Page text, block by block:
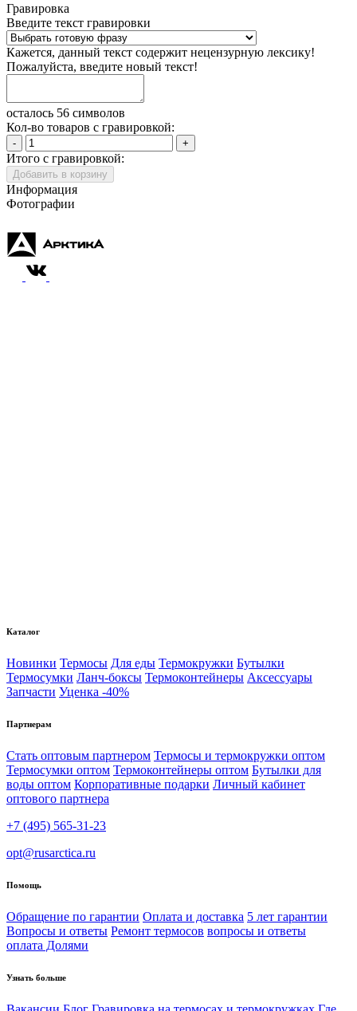
Гравировка
Введите текст гравировки
Кажется, данный текст содержит нецензурную лексику!
Пожалуйста, введите новый текст!
осталось 56 символов
Кол-во товаров с гравировкой:
- +
Итого с гравировкой:
Добавить в корзину
Информация
Фотографии
Каталог
Новинки Термосы Для еды Термокружки Бутылки
Термосумки Ланч-боксы Термоконтейнеры Аксессуары
Запчасти Уценка -40%
Партнерам
Стать оптовым партнером Термосы и термокружки оптом
Термосумки оптом Термоконтейнеры оптом Бутылки для
воды оптом Корпоративные подарки Личный кабинет
оптового партнера
+7 (495) 565-31-23
opt@rusarctica.ru
Помощь
Обращение по гарантии Оплата и доставка 5 лет гарантии
Вопросы и ответы Ремонт термосов вопросы и ответы
оплата Долями
Узнать больше